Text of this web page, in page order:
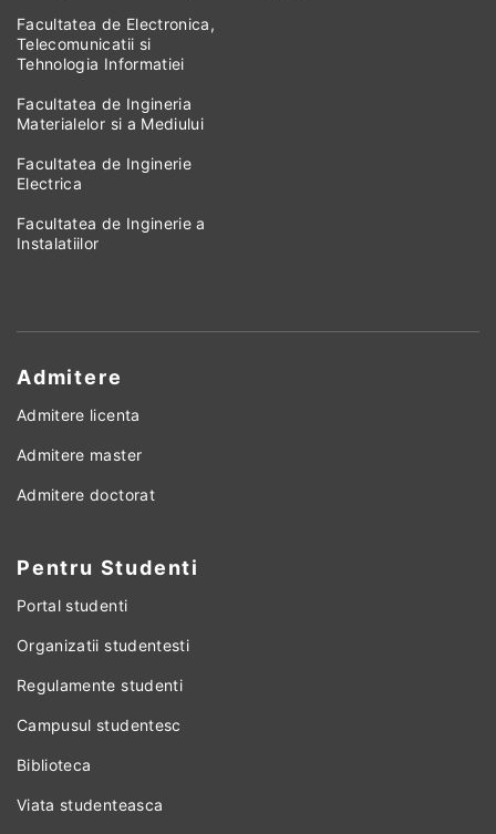
Facultatea de Electronica,
Telecomunicatii si
Tehnologia Informatiei
Facultatea de Ingineria
Materialelor si a Mediului
Facultatea de Inginerie
Electrica
Facultatea de Inginerie a
Instalatiilor
Admitere
Admitere licenta
Admitere master
Admitere doctorat
Pentru Studenti
Portal studenti
Organizatii studentesti
Regulamente studenti
Campusul studentesc
Biblioteca
Viata studenteasca